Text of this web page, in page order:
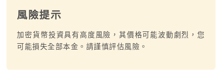
風險提示
加密貨幣投資具有高度風險，其價格可能波動劇烈，您
可能損失全部本金。請謹慎評估風險。